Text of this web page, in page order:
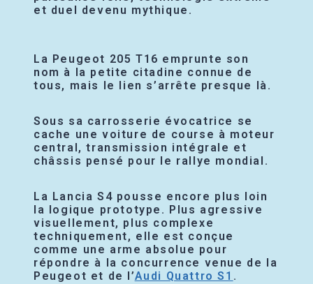
et duel devenu mythique.
La Peugeot 205 T16 emprunte son
nom à la petite citadine connue de
tous, mais le lien s’arrête presque là.
Sous sa carrosserie évocatrice se
cache une voiture de course à moteur
central, transmission intégrale et
châssis pensé pour le rallye mondial.
La Lancia S4 pousse encore plus loin
la logique prototype. Plus agressive
visuellement, plus complexe
techniquement, elle est conçue
comme une arme absolue pour
répondre à la concurrence venue de la
Peugeot et de l’Audi Quattro S1 .